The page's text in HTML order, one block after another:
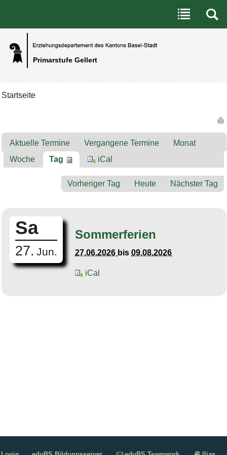
Primarstufe Gellert
Benutzerspezifische Werkzeuge
Direkt zum Inhalt|Direkt zur Navigation
Startseite
Aktuelle Termine Vergangene Termine
Monat
Woche
Tag iCal
Vorheriger Tag Heute Nächster Tag
Sa
27. Jun.
Sommerferien
27.06.2026 bis09.08.2026
iCal